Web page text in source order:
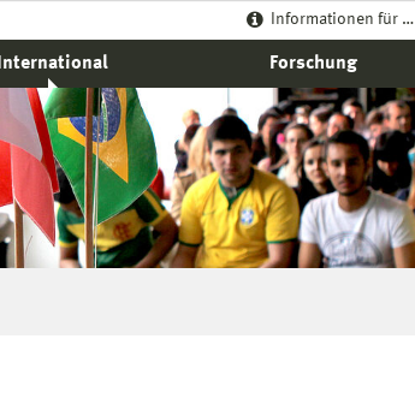
Informationen für …
International Forschung